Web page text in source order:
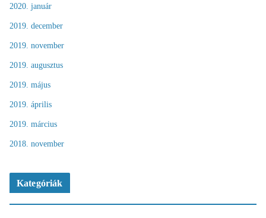
2020. január
2019. december
2019. november
2019. augusztus
2019. május
2019. április
2019. március
2018. november
Kategóriák